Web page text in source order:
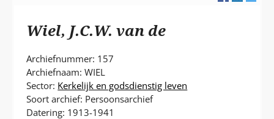
P
Wiel, J.C.W. van de
Archiefnummer: 157
Archiefnaam: WIEL
Sector: Kerkelijk en godsdienstig leven
Soort archief: Persoonsarchief
Datering: 1913-1941